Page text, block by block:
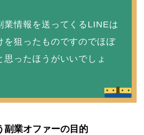
業情報を送ってくるLINEは
を狙ったものですのでほぼ
思ったほうがいいでしょ
副業オファーの目的